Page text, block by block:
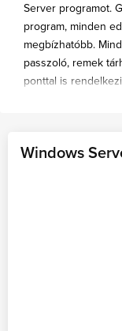
MS Windows
MS
MS Skype for
MS System
Server programot.
program, minden
megbízhatóbb.
passzoló, remek
ponttal is
Windows